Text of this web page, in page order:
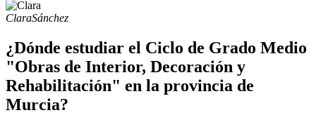
ClaraSánchez
¿Dónde estudiar el Ciclo de Grado Medio
"Obras de Interior, Decoración y
Rehabilitación" en la provincia de
Murcia?